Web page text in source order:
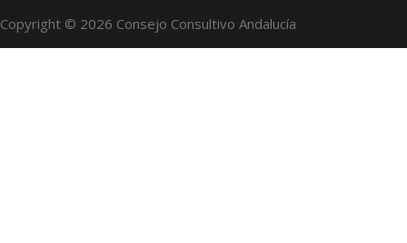
Copyright © 2026 Consejo Consultivo Andalucía